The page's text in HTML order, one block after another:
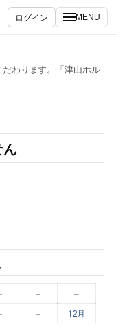
ログイン MENU
わります。「津山ホル
–
–
– 12月